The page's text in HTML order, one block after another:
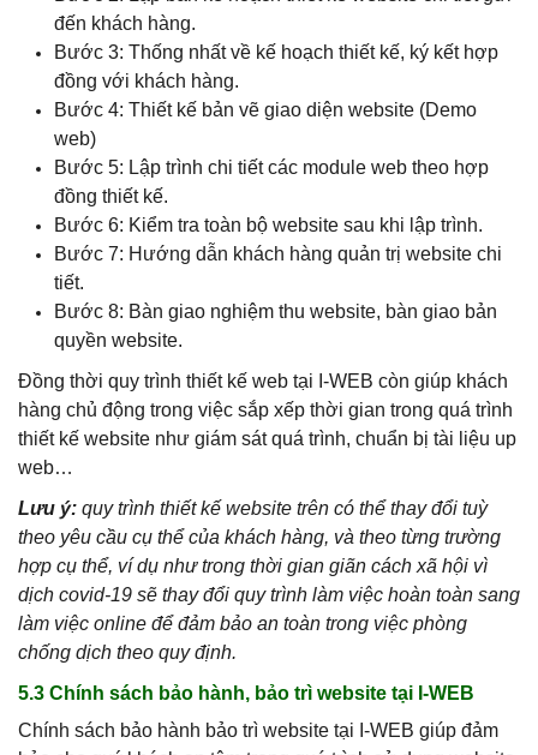
đến khách hàng.
Bước 3: Thống nhất về kế hoạch thiết kế, ký kết hợp
đồng với khách hàng.
Bước 4: Thiết kế bản vẽ giao diện website (Demo
web)
Bước 5: Lập trình chi tiết các module web theo hợp
đồng thiết kế.
Bước 6: Kiểm tra toàn bộ website sau khi lập trình.
Bước 7: Hướng dẫn khách hàng quản trị website chi
tiết.
Bước 8: Bàn giao nghiệm thu website, bàn giao bản
quyền website.
Đồng thời quy trình thiết kế web tại I-WEB còn giúp khách
hàng chủ động trong việc sắp xếp thời gian trong quá trình
thiết kế website như giám sát quá trình, chuẩn bị tài liệu up
web…
Lưu ý: quy trình thiết kế website trên có thể thay đổi tuỳ
theo yêu cầu cụ thể của khách hàng, và theo từng trường
hợp cụ thể, ví dụ như trong thời gian giãn cách xã hội vì
dịch covid-19 sẽ thay đổi quy trình làm việc hoàn toàn sang
làm việc online để đảm bảo an toàn trong việc phòng
chống dịch theo quy định.
5.3 Chính sách bảo hành, bảo trì website tại I-WEB
Chính sách bảo hành bảo trì website tại I-WEB giúp đảm